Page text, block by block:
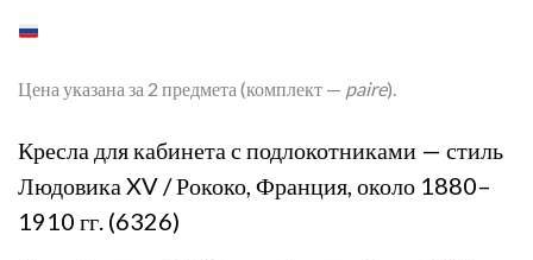
Цена указана за 2 предмета (комплект — paire).
Кресла для кабинета с подлокотниками — стиль
Людовика XV / Рококо, Франция, около 1880–
1910 гг. (6326)